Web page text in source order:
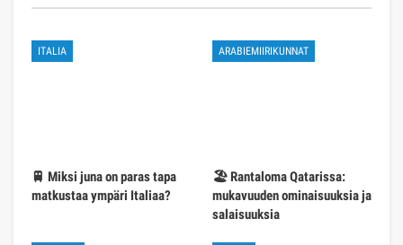
ITALIA
🚆 Miksi juna on paras tapa
matkustaa ympäri Italiaa?
ARABIEMIIRIKUNNAT
🏖️ Rantaloma Qatarissa:
mukavuuden ominaisuuksia ja
salaisuuksia